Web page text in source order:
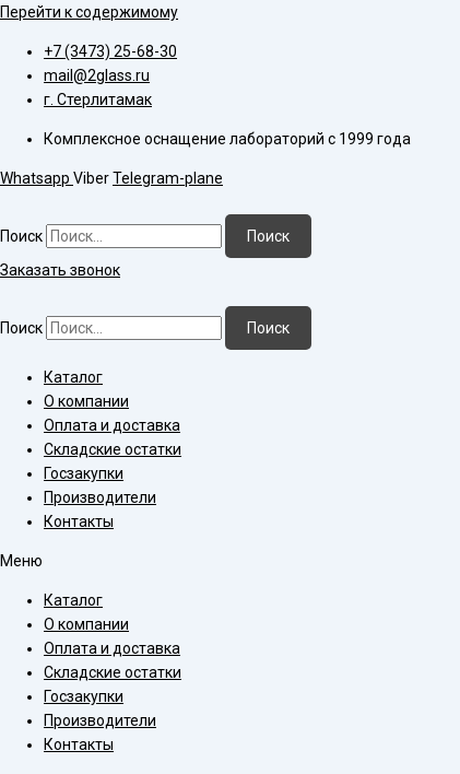
Перейти к содержимому
+7 (3473) 25-68-30
mail@2glass.ru
г. Стерлитамак
Комплексное оснащение лабораторий с 1999 года
Whatsapp ViberTelegram-plane
Поиск
Поиск
Заказать звонок
Поиск Поиск
Каталог
О компании
Оплата и доставка
Складские остатки
Госзакупки
Производители
Контакты
Меню
Каталог
О компании
Оплата и доставка
Складские остатки
Госзакупки
Производители
Контакты